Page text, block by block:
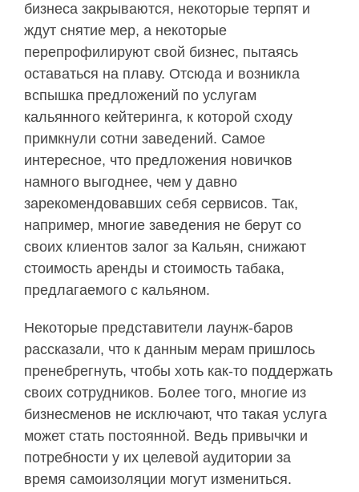
бизнеса закрываются, некоторые терпят и
ждут снятие мер, а некоторые
перепрофилируют свой бизнес, пытаясь
оставаться на плаву. Отсюда и возникла
вспышка предложений по услугам
кальянного кейтеринга, к которой сходу
примкнули сотни заведений. Самое
интересное, что предложения новичков
намного выгоднее, чем у давно
зарекомендовавших себя сервисов. Так,
например, многие заведения не берут со
своих клиентов залог за Кальян, снижают
стоимость аренды и стоимость табака,
предлагаемого с кальяном.
Некоторые представители лаунж-баров
рассказали, что к данным мерам пришлось
пренебрегнуть, чтобы хоть как-то поддержать
своих сотрудников. Более того, многие из
бизнесменов не исключают, что такая услуга
может стать постоянной. Ведь привычки и
потребности у их целевой аудитории за
время самоизоляции могут измениться.